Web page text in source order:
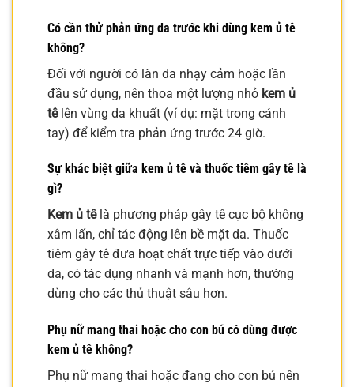
Có cần thử phản ứng da trước khi dùng kem ủ tê
không?
Đối với người có làn da nhạy cảm hoặc lần
đầu sử dụng, nên thoa một lượng nhỏ kem ủ
têlên vùng da khuất (ví dụ: mặt trong cánh
tay) để kiểm tra phản ứng trước 24 giờ.
Sự khác biệt giữa kem ủ tê và thuốc tiêm gây tê là
gì?
Kem ủ têlà phương pháp gây tê cục bộ không
xâm lấn, chỉ tác động lên bề mặt da. Thuốc
tiêm gây tê đưa hoạt chất trực tiếp vào dưới
da, có tác dụng nhanh và mạnh hơn, thường
dùng cho các thủ thuật sâu hơn.
Phụ nữ mang thai hoặc cho con bú có dùng được
kem ủ tê không?
Phụ nữ mang thai hoặc đang cho con bú nên